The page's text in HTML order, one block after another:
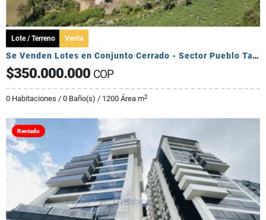
Lote / Terreno Venta
Se Venden Lotes en Conjunto Cerrado - Sector Pueblo Tapado
$350.000.000 COP
0 Habitaciones / 0 Baño(s) / 1200 Área m2
Rentado